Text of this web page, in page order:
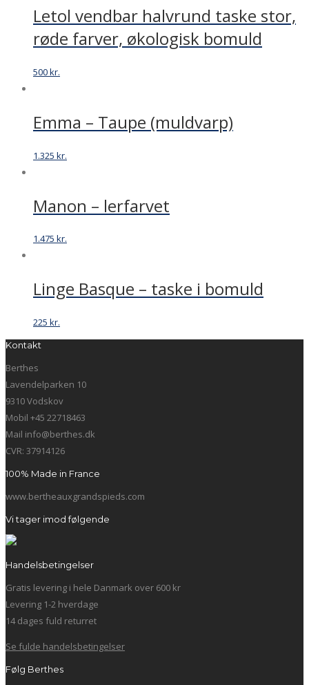
Letol vendbar halvrund taske stor,
røde farver, økologisk bomuld
500kr.
Emma – Taupe (muldvarp)
1.325 kr.
Manon – lerfarvet
1.475 kr.
Linge Basque – taske i bomuld
225 kr.
Kontakt
Berthes
Lavendelparken 10
9310 Vodskov
Mobil +45 22718463
Mail info@berthes.dk
CVR: 37914126
100% Made in France
www.bertheauxgrandspieds.com
Vi tager imod følgende
Handelsbetingelser
Gratis levering i hele Danmark over 600 kr
Levering 1-2 hverdage
14 dages fuld returret
Se fulde handelsbetingelser
Følg Berthes